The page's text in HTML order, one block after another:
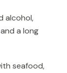
alcohol,
a long
seafood,